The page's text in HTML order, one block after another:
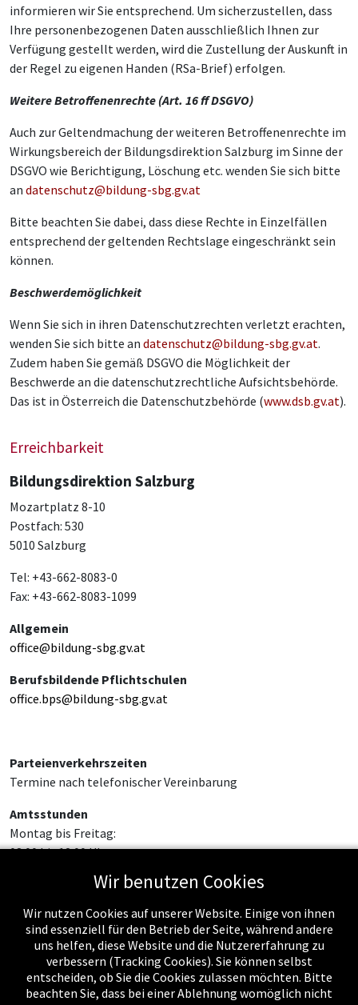
informieren wir Sie entsprechend. Um sicherzustellen, dass
Ihre personenbezogenen Daten ausschließlich Ihnen zur
Verfügung gestellt werden, wird die Zustellung der Auskunft in
der Regel zu eigenen Handen (RSa-Brief) erfolgen.
Weitere Betroffenenrechte (Art. 16 ff DSGVO)
Auch zur Geltendmachung der weiteren Betroffenenrechte im
Wirkungsbereich der Bildungsdirektion Salzburg im Sinne der
DSGVO wie Berichtigung, Löschung etc. wenden Sie sich bitte
an datenschutz@bildung-sbg.gv.at
Bitte beachten Sie dabei, dass diese Rechte in Einzelfällen
entsprechend der geltenden Rechtslage eingeschränkt sein
können.
Beschwerdemöglichkeit
Wenn Sie sich in ihren Datenschutzrechten verletzt erachten,
wenden Sie sich bitte an datenschutz@bildung-sbg.gv.at.
Zudem haben Sie gemäß DSGVO die Möglichkeit der
Beschwerde an die datenschutzrechtliche Aufsichtsbehörde.
Das ist in Österreich die Datenschutzbehörde (www.dsb.gv.at).
Erreichbarkeit
Bildungsdirektion Salzburg
Mozartplatz 8-10
Postfach: 530
5010 Salzburg
Tel: +43-662-8083-0
Fax: +43-662-8083-1099
Allgemein
office@bildung-sbg.gv.at
Berufsbildende Pflichtschulen
office.bps@bildung-sbg.gv.at
Parteienverkehrszeiten
Termine nach telefonischer Vereinbarung
Amtsstunden
Montag bis Freitag:
08:00 bis 12:00 Uhr
Wir benutzen Cookies
Wir nutzen Cookies auf unserer Website. Einige von ihnen
sind essenziell für den Betrieb der Seite, während andere
uns helfen, diese Website und die Nutzererfahrung zu
verbessern (Tracking Cookies). Sie können selbst
entscheiden, ob Sie die Cookies zulassen möchten. Bitte
beachten Sie, dass bei einer Ablehnung womöglich nicht